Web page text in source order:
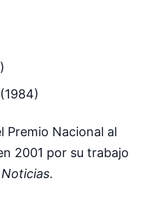
Premio Nacional al
2001 por su trabajo
.